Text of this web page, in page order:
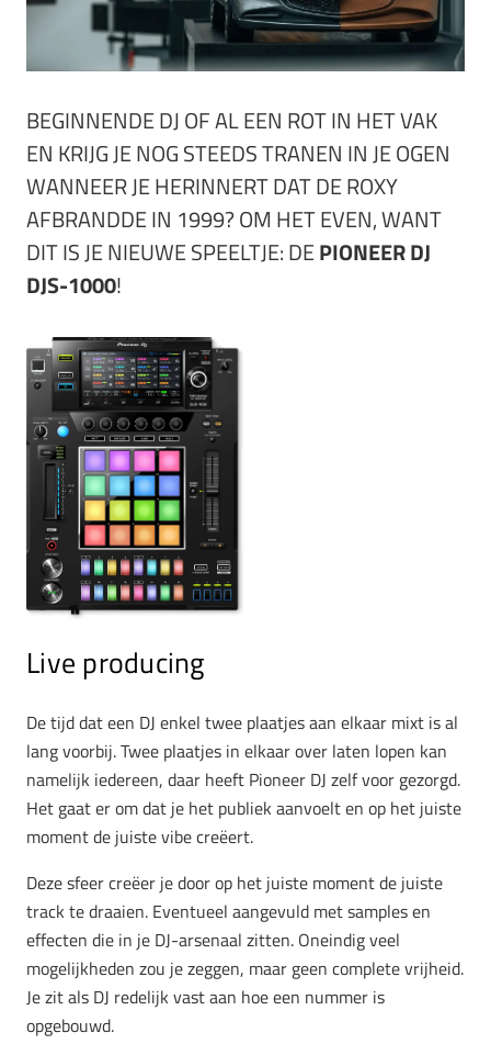
BEGINNENDE DJ OF AL EEN ROT IN HET VAK
EN KRIJG JE NOG STEEDS TRANEN IN JE OGEN
WANNEER JE HERINNERT DAT DE ROXY
AFBRANDDE IN 1999? OM HET EVEN, WANT
DIT IS JE NIEUWE SPEELTJE: DEPIONEER DJ
DJS-1000!
Live producing
De tijd dat een DJ enkel twee plaatjes aan elkaar mixt is al
lang voorbij. Twee plaatjes in elkaar over laten lopen kan
namelijk iedereen, daar heeft Pioneer DJ zelf voor gezorgd.
Het gaat er om dat je het publiek aanvoelt en op het juiste
moment de juiste vibe creëert.
Deze sfeer creëer je door op het juiste moment de juiste
track te draaien. Eventueel aangevuld met samples en
effecten die in je DJ-arsenaal zitten. Oneindig veel
mogelijkheden zou je zeggen, maar geen complete vrijheid.
Je zit als DJ redelijk vast aan hoe een nummer is
opgebouwd.